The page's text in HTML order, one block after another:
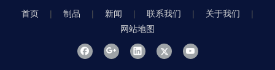
首页 | 制品 | 新闻 | 联系我们 | 关于我们
|
网站地图